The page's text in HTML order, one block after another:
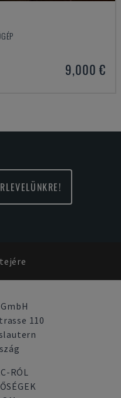
9,000 €
110
RÓL